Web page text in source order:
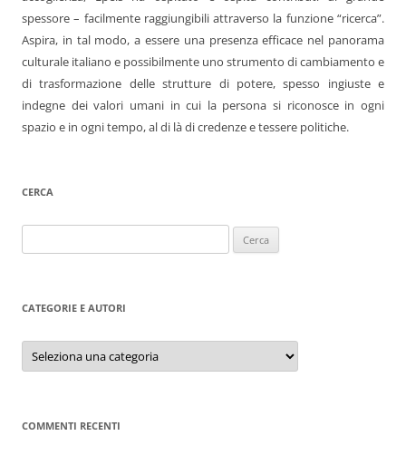
spessore – facilmente raggiungibili attraverso la funzione “ricerca”.
Aspira, in tal modo, a essere una presenza efficace nel panorama
culturale italiano e possibilmente uno strumento di cambiamento e
di trasformazione delle strutture di potere, spesso ingiuste e
indegne dei valori umani in cui la persona si riconosce in ogni
spazio e in ogni tempo, al di là di credenze e tessere politiche.
CERCA
per:
CATEGORIE E AUTORI
Categorie
autori
COMMENTI RECENTI